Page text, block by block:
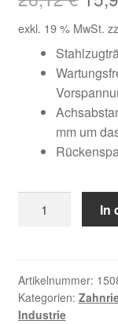
Kontakt
Mein Konto
Shop
Warenkorb
Zahlungsarten
war:
exkl. 19 % MwSt.
mm um
Menge
In
Artikelnummer:
Kategorien:
Industrie